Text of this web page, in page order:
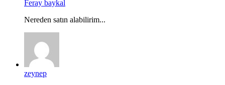
Feray baykal
Nereden satın alabilirim...
zeynep